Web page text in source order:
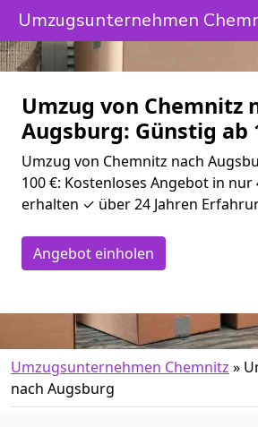
Umzugsunternehmen
Umzug von Chemnitz
Augsburg: Günstig ab
Umzug von Chemnitz nach
100 €: Kostenloses Angebot in
erhalten ✓ über 24 Jahren
Angebot einholen
Umzugsunternehmen Chemnitz »
nach Augsburg